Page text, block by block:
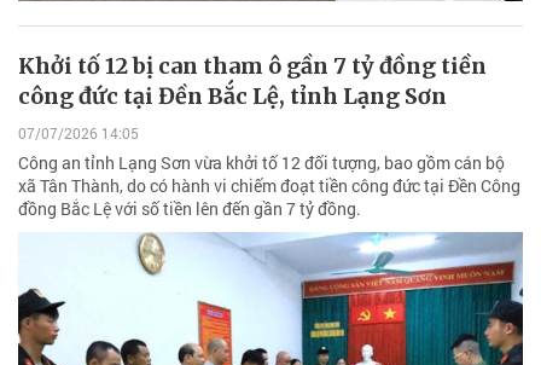
Khởi tố 12 bị can tham ô gần 7 tỷ đồng tiền
công đức tại Đền Bắc Lệ, tỉnh Lạng Sơn
07/07/2026 14:05
Công an tỉnh Lạng Sơn vừa khởi tố 12 đối tượng, bao gồm cán bộ
xã Tân Thành, do có hành vi chiếm đoạt tiền công đức tại Đền Công
đồng Bắc Lệ với số tiền lên đến gần 7 tỷ đồng.